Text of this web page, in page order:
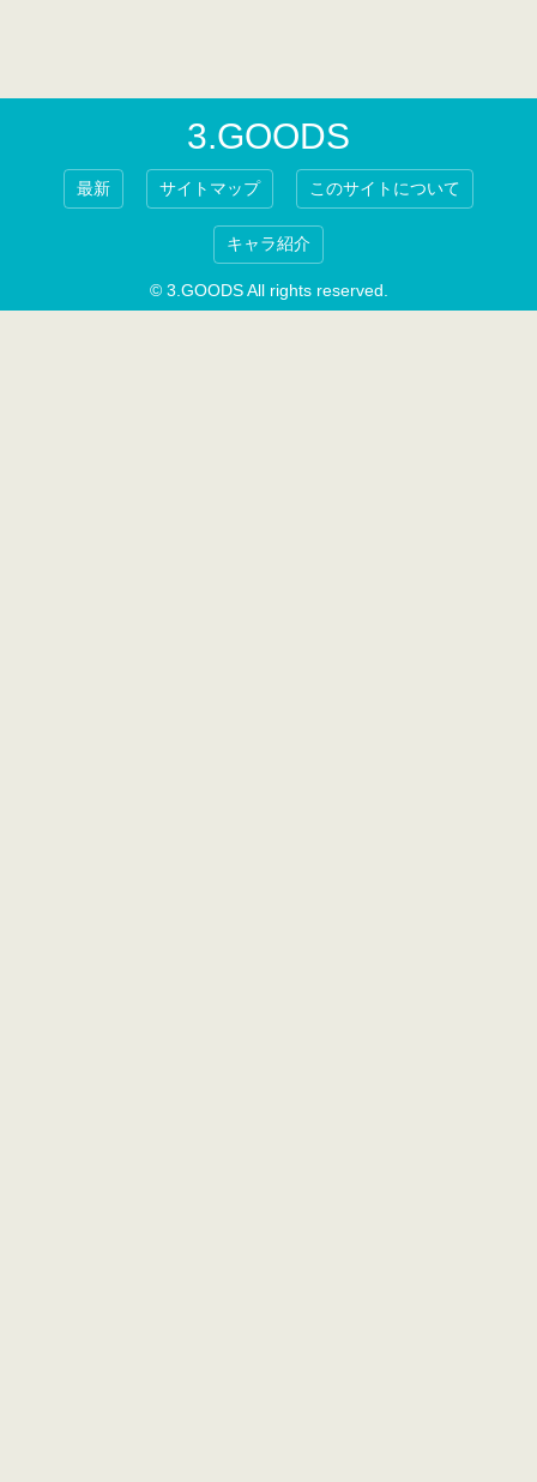
3.GOODS
最新 サイトマップ このサイトについて
キャラ紹介
© 3.GOODS All rights reserved.